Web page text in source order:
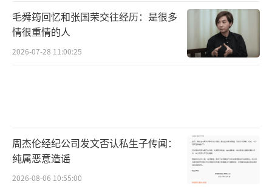
毛舜筠回忆和张国荣交往经历：是很多
情很重情的人
2026-07-28 11:00:25
周杰伦经纪公司发文否认私生子传闻：
纯属恶意造谣
2026-08-06 10:55:00